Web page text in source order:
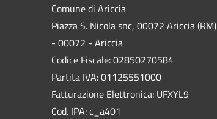
Comune di Ariccia
Piazza S. Nicola snc, 00072 Ariccia (RM)
- 00072 - Ariccia
Codice Fiscale: 02850270584
Partita IVA: 01125551000
Fatturazione Elettronica: UFXYL9
Cod. IPA: c_a401